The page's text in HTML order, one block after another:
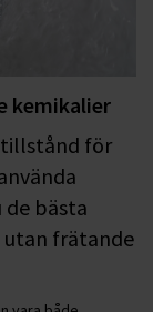
kemikalier
tillstånd för
bästa
frätande